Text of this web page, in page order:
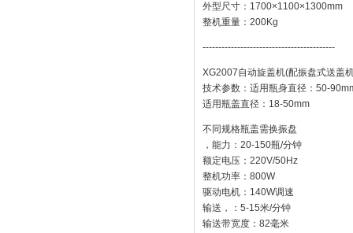
外型尺寸：1700×1100×1300mm
整机重量：200Kg
------------------------------------------
XG2007自动旋盖机(配振盘式送盖
技术参数：适用瓶身直径：50-
适用瓶盖直径：18-50mm
不同规格瓶盖需换振盘
，能力：20-150瓶/分钟
额定电压：220V/50Hz
整机功率：800W
驱动电机：140W调速
输送，：5-15米/分钟
输送带宽度：82毫米